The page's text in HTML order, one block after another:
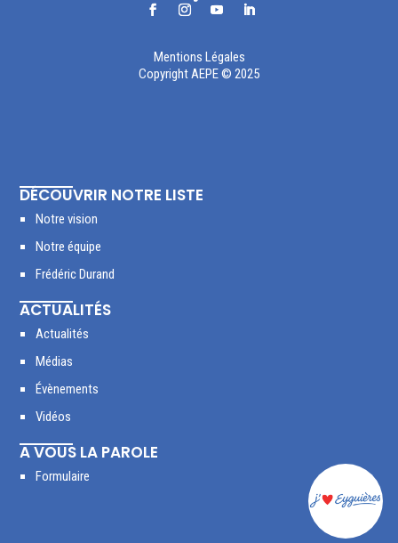
Mentions Légales
Copyright AEPE © 2025
DÉCOUVRIR NOTRE LISTE
Notre vision
Notre équipe
Frédéric Durand
ACTUALITÉS
Actualités
Médias
Évènements
Vidéos
A VOUS LA PAROLE
Formulaire